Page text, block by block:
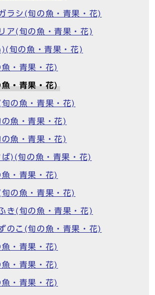
ラシ(旬の魚・青果・花)
ア(旬の魚・青果・花)
旬の魚・青果・花)
・青果・花)
・青果・花)
の魚・青果・花)
魚・青果・花)
魚・青果・花)
)(旬の魚・青果・花)
・青果・花)
の魚・青果・花)
き(旬の魚・青果・花)
のこ(旬の魚・青果・花)
・青果・花)
・青果・花)
・青果・花)